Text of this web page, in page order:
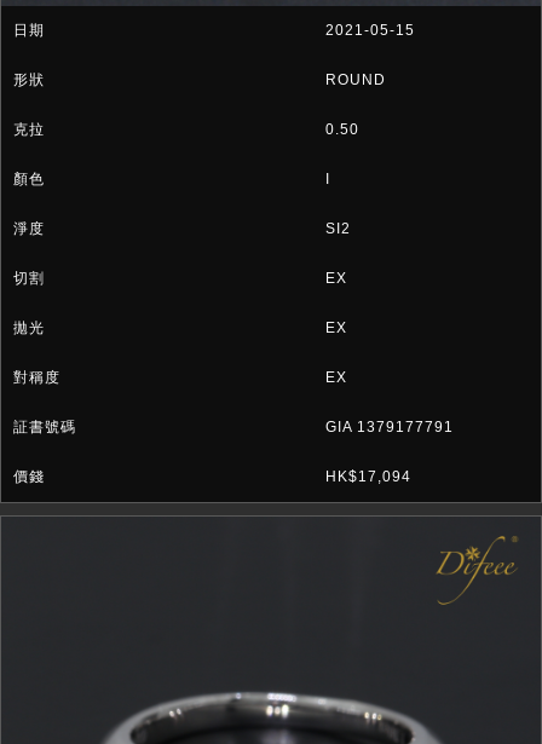
2021-05-15
ROUND
0.50
SI2
EX
EX
EX
GIA 1379177791
HK$17,094